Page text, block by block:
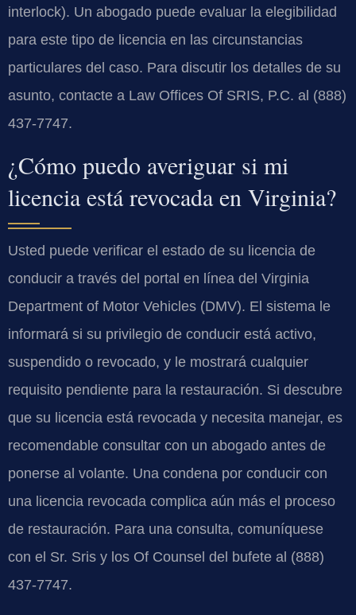
interlock). Un abogado puede evaluar la elegibilidad
para este tipo de licencia en las circunstancias
particulares del caso. Para discutir los detalles de su
asunto, contacte a Law Offices Of SRIS, P.C. al (888)
437-7747.
¿Cómo puedo averiguar si mi
licencia está revocada en Virginia?
Usted puede verificar el estado de su licencia de
conducir a través del portal en línea del Virginia
Department of Motor Vehicles (DMV). El sistema le
informará si su privilegio de conducir está activo,
suspendido o revocado, y le mostrará cualquier
requisito pendiente para la restauración. Si descubre
que su licencia está revocada y necesita manejar, es
recomendable consultar con un abogado antes de
ponerse al volante. Una condena por conducir con
una licencia revocada complica aún más el proceso
de restauración. Para una consulta, comuníquese
con el Sr. Sris y los Of Counsel del bufete al (888)
437-7747.